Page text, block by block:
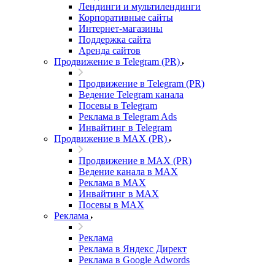
Лендинги и мультилендинги
Корпоративные сайты
Интернет-магазины
Поддержка сайта
Аренда сайтов
Продвижение в Telegram (PR)
Продвижение в Telegram (PR)
Ведение Telegram канала
Посевы в Telegram
Реклама в Telegram Ads
Инвайтинг в Telegram
Продвижение в MAX (PR)
Продвижение в MAX (PR)
Ведение канала в MAX
Реклама в MAX
Инвайтинг в MAX
Посевы в MAX
Реклама
Реклама
Реклама в Яндекс Директ
Реклама в Google Adwords